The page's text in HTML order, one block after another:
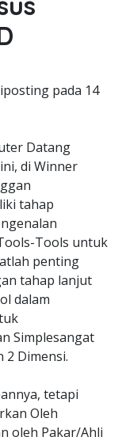
pada 14
Datang
di Winner
tahap
Tools untuk
penting
tahap lanjut
dalam
Simplesangat
Dimensi.
tetapi
Oleh
oleh Pakar/Ahli